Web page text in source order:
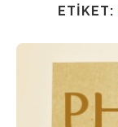
ETIKET: